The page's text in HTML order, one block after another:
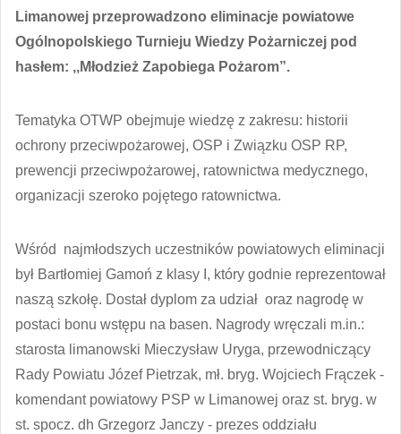
Limanowej przeprowadzono eliminacje powiatowe
Ogólnopolskiego Turnieju Wiedzy Pożarniczej pod
hasłem: ,,Młodzież Zapobiega Pożarom”.
Tematyka OTWP obejmuje wiedzę z zakresu: historii
ochrony przeciwpożarowej, OSP i Związku OSP RP,
prewencji przeciwpożarowej, ratownictwa medycznego,
organizacji szeroko pojętego ratownictwa.
Wśród najmłodszych uczestników powiatowych eliminacji
był Bartłomiej Gamoń z klasy I, który godnie reprezentował
naszą szkołę. Dostał dyplom za udział oraz nagrodę w
postaci bonu wstępu na basen. Nagrody wręczali m.in.:
starosta limanowski Mieczysław Uryga, przewodniczący
Rady Powiatu Józef Pietrzak, mł. bryg. Wojciech Frączek -
komendant powiatowy PSP w Limanowej oraz st. bryg. w
st. spocz. dh Grzegorz Janczy - prezes oddziału